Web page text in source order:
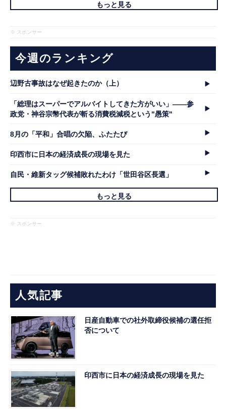
もっと見る
※ スポンサー
今週のランキング
辺野古事故はなぜ起きたのか（上）
「総理はスーパーでアルバイトしてきた方がいい」――参
政党・神谷宗幣代表が斬る消費税減税という"愚策"
8月の「平和」合唱の欠陥、ふたたび
印西市に日本の経済成長の現場を見た
自民・維新タッグ候補敗れたわけ「世田谷区長選」
もっと見る
※ スポンサー
人気記事
日産自動車での社外取締役候補の選任拒
否について
印西市に日本の経済成長の現場を見た